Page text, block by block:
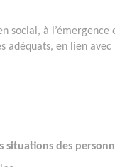
social, à
en lien avec
situations des